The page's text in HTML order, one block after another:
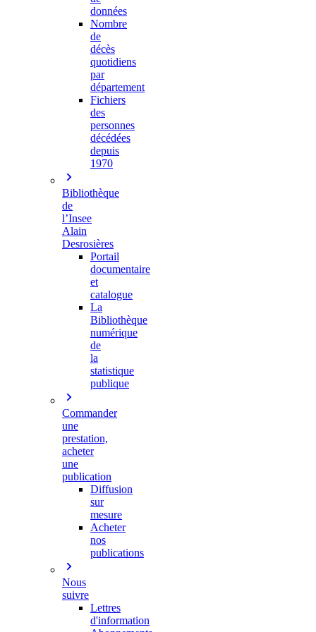
données
Nombre
de
décès
quotidiens
par
département
Fichiers
des
personnes
décédées
depuis
1970
Bibliothèque
de
l’Insee
Alain
Desrosières
Portail
documentaire
et
catalogue
La
Bibliothèque
numérique
de
la
statistique
publique
Commander
une
prestation,
acheter
une
publication
Diffusion
sur
mesure
Acheter
nos
publications
Nous
suivre
Lettres
d'information